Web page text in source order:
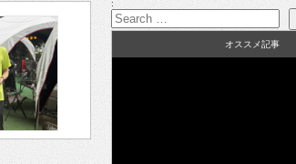
:
オススメ記事